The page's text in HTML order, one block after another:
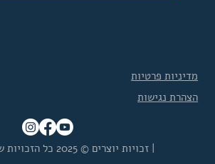
מדיניות פרטיות
הצהרת נגישות
זכויות יוצרים © 2025 כל הזכויות שמורות -|